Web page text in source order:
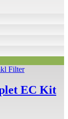
EC Kit